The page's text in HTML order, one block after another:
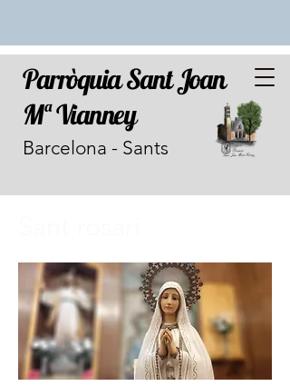
Parròquia Sant Joan
Mª Vianney
Barcelona - Sants